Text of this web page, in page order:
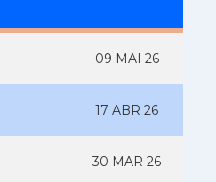
09 MAI 26
17 ABR 26
30 MAR 26